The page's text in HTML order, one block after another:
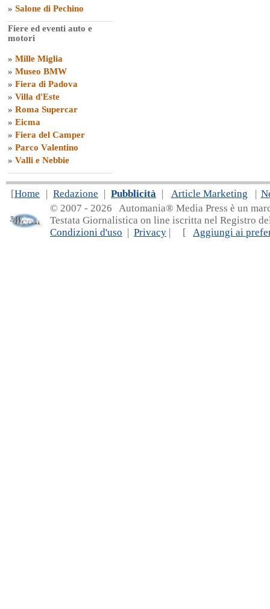
» Salone di Pechino
Fiere ed eventi auto e
motori
» Mille Miglia
» Museo BMW
» Fiera di Padova
» Villa d'Este
» Roma Supercar
» Eicma
» Fiera del Camper
» Parco Valentino
» Valli e Nebbie
[Home | Redazione | Pubblicità | Article Marketing |
© 2007 - 2026 Automania® Media Press è un
Testata Giornalistica on line iscritta nel Registro
Condizioni d'uso | Privacy | [ Aggiungi ai